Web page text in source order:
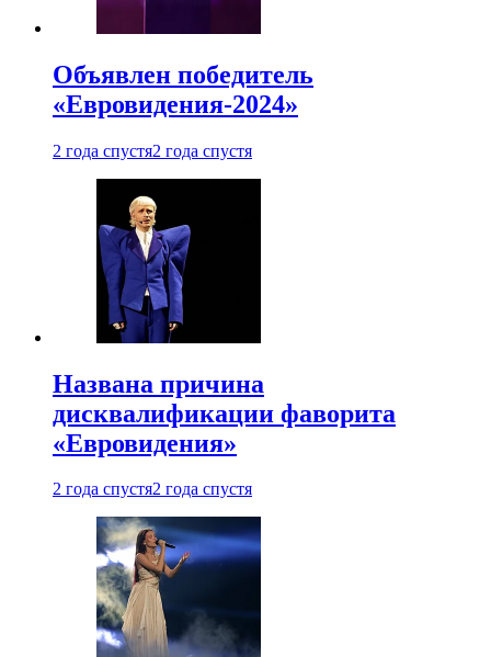
Объявлен победитель
«Евровидения-2024»
2 года спустя2 года спустя
Названа причина
дисквалификации фаворита
«Евровидения»
2 года спустя2 года спустя